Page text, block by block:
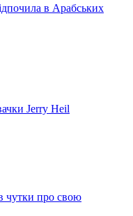
в Арабських
Jerry Heil
чутки про свою